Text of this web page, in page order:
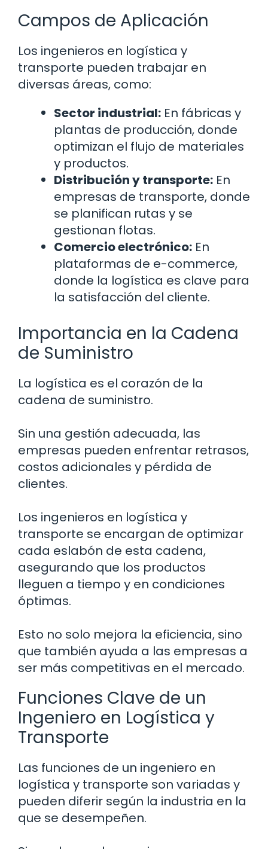
Campos de Aplicación
Los ingenieros en logística y
transporte pueden trabajar en
diversas áreas, como:
Sector industrial: En fábricas y
plantas de producción, donde
optimizan el flujo de materiales
y productos.
Distribución y transporte: En
empresas de transporte, donde
se planifican rutas y se
gestionan flotas.
Comercio electrónico: En
plataformas de e-commerce,
donde la logística es clave para
la satisfacción del cliente.
Importancia en la Cadena
de Suministro
La logística es el corazón de la
cadena de suministro.
Sin una gestión adecuada, las
empresas pueden enfrentar retrasos,
costos adicionales y pérdida de
clientes.
Los ingenieros en logística y
transporte se encargan de optimizar
cada eslabón de esta cadena,
asegurando que los productos
lleguen a tiempo y en condiciones
óptimas.
Esto no solo mejora la eficiencia, sino
que también ayuda a las empresas a
ser más competitivas en el mercado.
Funciones Clave de un
Ingeniero en Logística y
Transporte
Las funciones de un ingeniero en
logística y transporte son variadas y
pueden diferir según la industria en la
que se desempeñen.